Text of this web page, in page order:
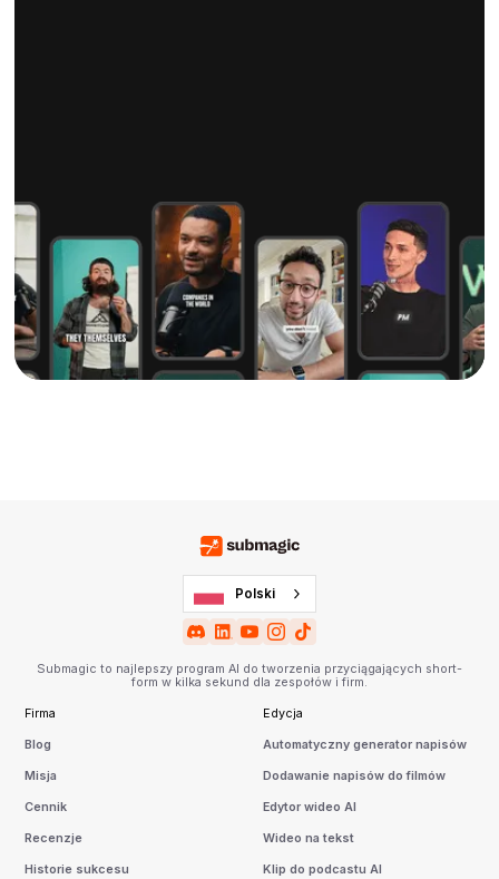
Polski
Submagic to najlepszy program AI do tworzenia przyciągających short-
form w kilka sekund dla zespołów i firm.
Firma
Blog
Misja
Cennik
Recenzje
Historie sukcesu
Edycja
Automatyczny generator napisów
Dodawanie napisów do filmów
Edytor wideo AI
Wideo na tekst
Klip do podcastu AI